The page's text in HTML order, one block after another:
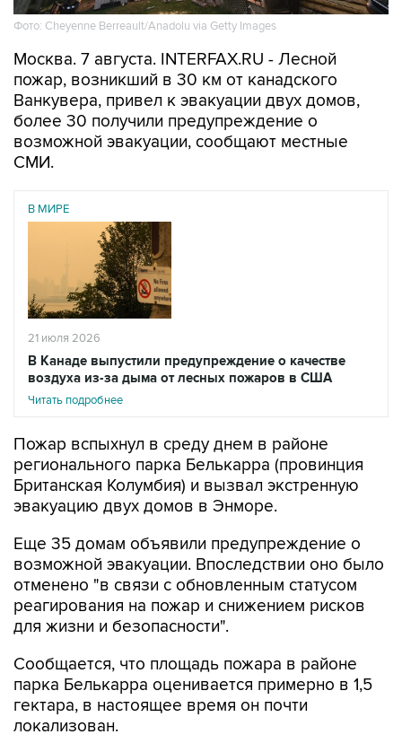
Фото: Cheyenne Berreault/Anadolu via Getty Images
Москва. 7 августа. INTERFAX.RU - Лесной
пожар, возникший в 30 км от канадского
Ванкувера, привел к эвакуации двух домов,
более 30 получили предупреждение о
возможной эвакуации, сообщают местные
СМИ.
В МИРЕ
21 июля 2026
В Канаде выпустили предупреждение о качестве
воздуха из-за дыма от лесных пожаров в США
Читать подробнее
Пожар вспыхнул в среду днем в районе
регионального парка Белькарра (провинция
Британская Колумбия) и вызвал экстренную
эвакуацию двух домов в Энморе.
Еще 35 домам объявили предупреждение о
возможной эвакуации. Впоследствии оно было
отменено "в связи с обновленным статусом
реагирования на пожар и снижением рисков
для жизни и безопасности".
Сообщается, что площадь пожара в районе
парка Белькарра оценивается примерно в 1,5
гектара, в настоящее время он почти
локализован.